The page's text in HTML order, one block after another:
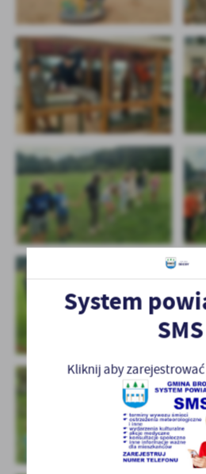
System
SMS
Kliknij aby